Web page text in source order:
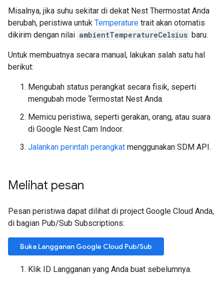
Misalnya, jika suhu sekitar di dekat Nest Thermostat Anda
berubah, peristiwa untuk Temperature trait akan otomatis
dikirim dengan nilai ambientTemperatureCelsius baru.
Untuk membuatnya secara manual, lakukan salah satu hal
berikut:
Mengubah status perangkat secara fisik, seperti
mengubah mode Termostat Nest Anda.
Memicu peristiwa, seperti gerakan, orang, atau suara
di Google Nest Cam Indoor.
Jalankan perintah perangkat menggunakan SDM API.
Melihat pesan
Pesan peristiwa dapat dilihat di project Google Cloud Anda,
di bagian Pub/Sub Subscriptions:
Buka Langganan Google Cloud Pub/Sub
Klik ID Langganan yang Anda buat sebelumnya.